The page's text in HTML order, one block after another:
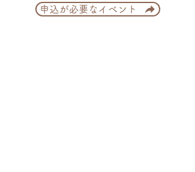
申込が必要なイベント